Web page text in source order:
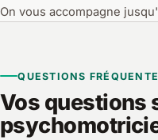
On vous accompagne
QUESTIONS
Vos questions